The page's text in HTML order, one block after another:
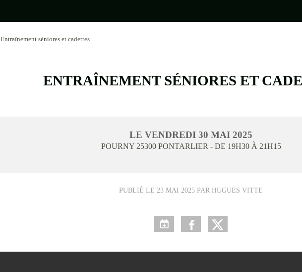
Entraînement séniores et cadettes
ENTRAÎNEMENT SÉNIORES ET
LE VENDREDI 30 MAI 2025
POURNY 25300 PONTARLIER - DE 19H30 À 21H15
PUBLIÉ LE 23 MAI 2025 PAR HUGUES VITTE